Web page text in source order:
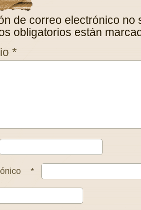
de correo electrónico no
obligatorios están
*
*